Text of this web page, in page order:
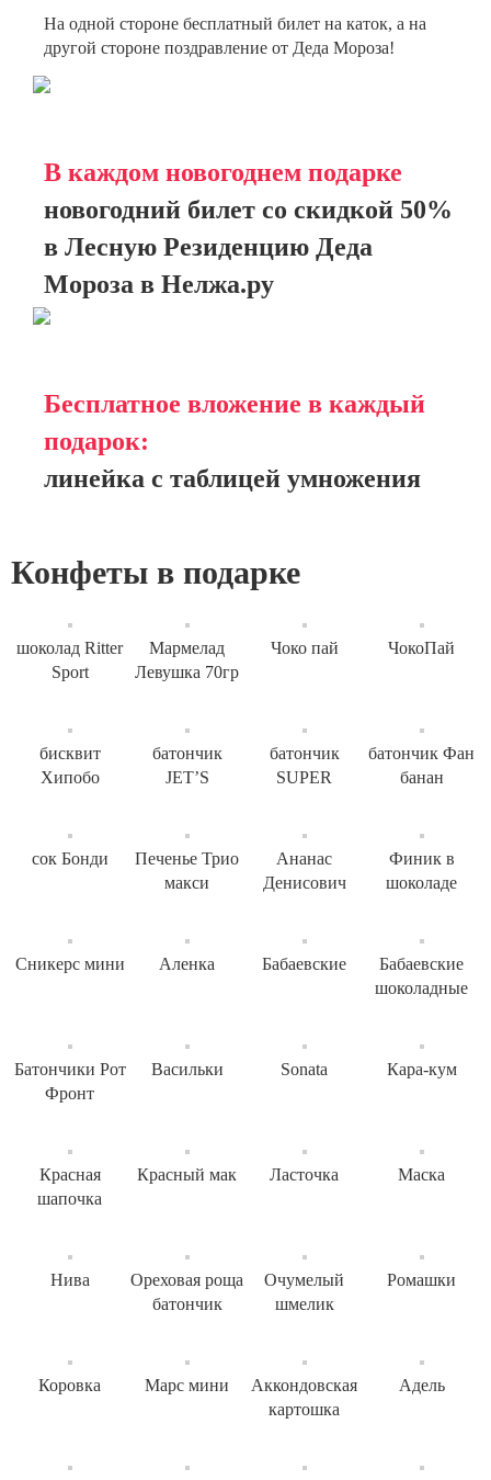
На одной стороне бесплатный билет на каток, а на
другой стороне поздравление от Деда Мороза!
В каждом новогоднем подарке
новогодний билет со скидкой 50%
в Лесную Резиденцию Деда
Мороза в Нелжа.ру
Бесплатное вложение в каждый
подарок:
линейка с таблицей умножения
Конфеты в подарке
шоколад Ritter
Sport
Мармелад
Левушка 70гр
Чоко пай ЧокоПай
бисквит
Хипобо
батончик
JET’S
батончик
SUPER
батончик Фан
банан
сок Бонди
Печенье Трио
макси
Ананас
Денисович
Финик в
шоколаде
Сникерс мини Аленка Бабаевские
Бабаевские
шоколадные
Батончики Рот
Фронт
Васильки Sonata Кара-кум
Красная
шапочка
Красный мак Ласточка Маска
Нива
Ореховая роща
батончик
Очумелый
шмелик
Ромашки
Коровка Марс мини
Аккондовская
картошка
Адель